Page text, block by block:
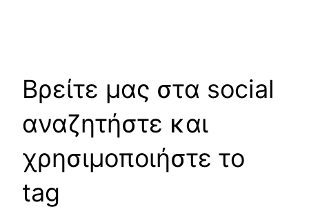
Βρείτε μας στα social
αναζητήστε και
χρησιμοποιήστε το
tag